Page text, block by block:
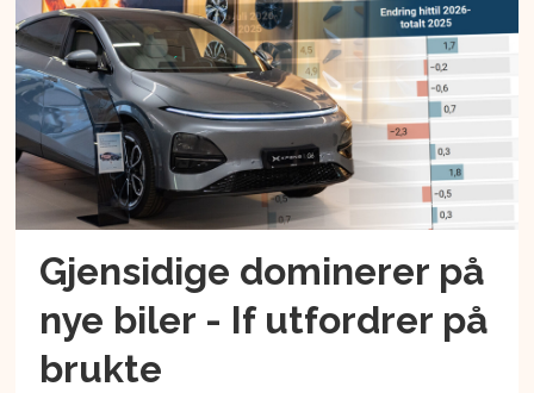
Gjensidige dominerer på
nye biler - If utfordrer på
brukte